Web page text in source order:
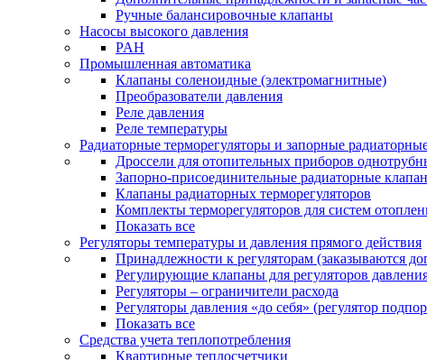
Ручные балансировочные клапаны
Насосы высокого давления
PAH
Промышленная автоматика
Клапаны соленоидные (электромагнитные)
Преобразователи давления
Реле давления
Реле температуры
Радиаторные терморегуляторы и запорные
Дроссели для отопительных приборов
Запорно-присоединительные радиаторные
Клапаны радиаторных терморегуляторов
Комплекты терморегуляторов для систем
Показать все
Регуляторы температуры и давления прямого действия
Принадлежности к регуляторам (заказываются
Регулирующие клапаны для регуляторов
Регуляторы – ограничители расхода
Регуляторы давления «до себя» (регулятор
Показать все
Средства учета теплопотребления
Квартирные теплосчетчики